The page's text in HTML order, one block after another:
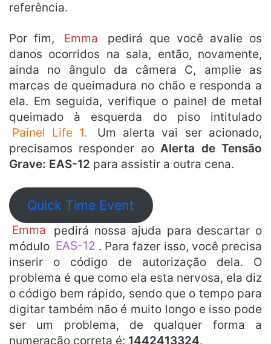
referência.
Por fim, Emma
pedirá que você avalie os
danos ocorridos na sala, então, novamente,
ainda no ângulo da câmera C, amplie as
marcas de queimadura no chão e responda a
ela. Em seguida, verifique o painel de metal
queimado à esquerda do piso intitulado
Painel Life 1.
Um alerta vai ser acionado,
precisamos responder aoAlerta de Tensão
Grave: EAS-12 para assistir a outra cena.
Quick Time Event
Emma
pedirá nossa ajuda para descartar o
módulo EAS-12 . Para fazer isso, você precisa
inserir o código de autorização dela. O
problema é que como ela esta nervosa, ela diz
o código bem rápido, sendo que o tempo para
digitar também não é muito longo e isso pode
ser um problema, de qualquer forma a
numeração correta é: 1442413324.